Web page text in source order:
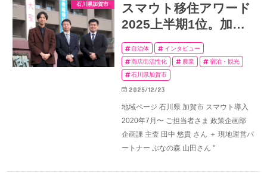
石川県加賀市
​​スマウト移住アワード
2025上半期1位。加賀
市の“体験設計”が生ん
だ移住の新潮流
自治体 インタビュー
商店街活性化 農業 宿泊・観光
石川県加賀市
2025/12/23
地域ページ 石川県 加賀市 スマウト導入
2020年7月〜 ご担当者さま 政策企画部
企画課 主査 田中 悠貴 さん ＋ 現地運営パ
ートナー ぶなの森 山田さん "